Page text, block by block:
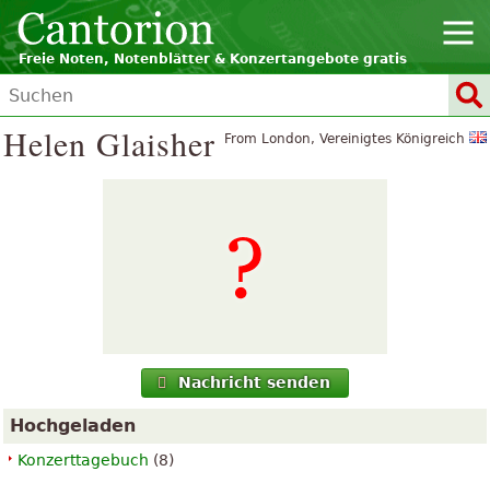
Freie Noten, Notenblätter & Konzertangebote gratis
From London, Vereinigtes Königreich
Helen Glaisher
Nachricht senden
Hochgeladen
Konzerttagebuch (8)